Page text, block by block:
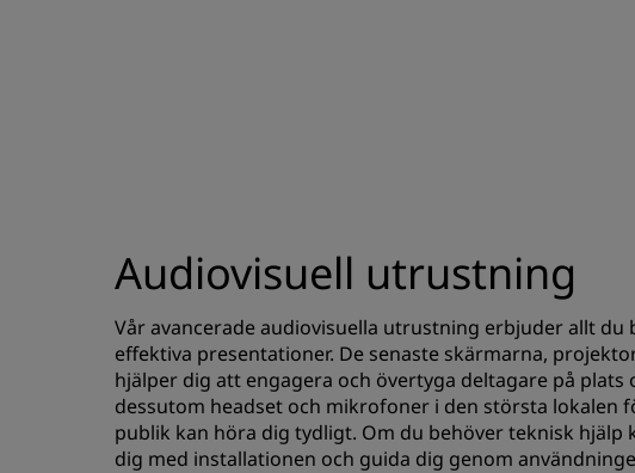
Audiovisuell utrustning
Vår avancerade audiovisuella utrustning erbjuder allt du
effektiva presentationer. De senaste skärmarna,
hjälper dig att engagera och övertyga deltagare på plats
dessutom headset och mikrofoner i den största lokalen
publik kan höra dig tydligt. Om du behöver teknisk hjälp
dig med installationen och guida dig genom